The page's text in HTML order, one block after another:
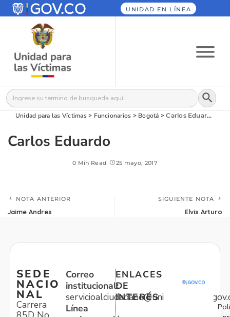
UNIDAD EN LÍNEA
Buscar: Botón
Unidad para las Víctimas> Funcionarios > Bogotá >Carlos Eduardo
Carlos Eduardo
0 Min Read 25 mayo, 2017
NOTA ANTERIOR
Jaime Andres
SIGUIENTE NOTA
Elvis Arturo
SEDE
NACIO
NAL
Carrera
Correo
institucional:
Línea
ENLACES
DE
INTERÉS